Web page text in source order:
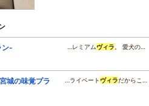
ン- …レミアムヴィラ 。 愛犬の…
城の味覚プラ
…ライベート ヴィラだからこ…